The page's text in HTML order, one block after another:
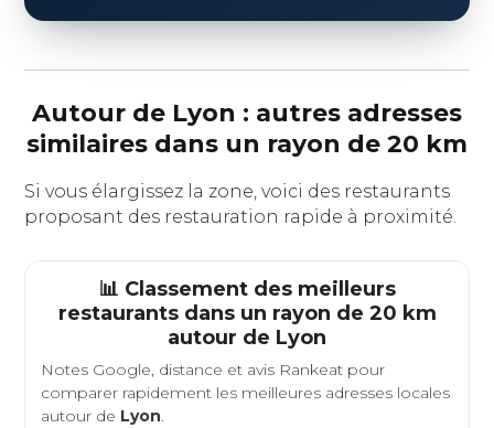
Autour de Lyon : autres adresses
similaires dans un rayon de 20 km
Si vous élargissez la zone, voici des restaurants
proposant des restauration rapide à proximité.
📊 Classement des meilleurs
restaurants dans un rayon de 20 km
autour de Lyon
Notes Google, distance et avis Rankeat pour
comparer rapidement les meilleures adresses locales
autour de Lyon.